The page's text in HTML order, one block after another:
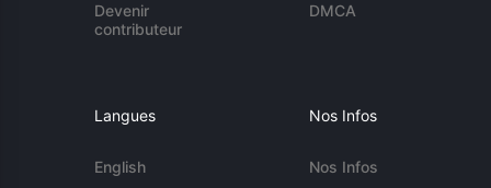
Devenir
contributeur
DMCA
Langues
English
Nos Infos
Nos Infos